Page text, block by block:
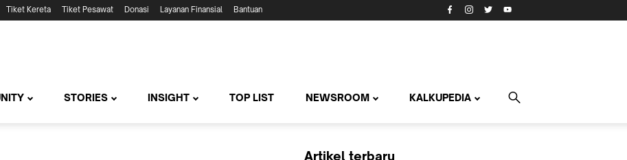
Tiket Kereta Tiket Pesawat Donasi Layanan Finansial Bantuan
STORIES INSIGHT TOP LIST NEWSROOM KALKUPEDIA
Artikel terbaru